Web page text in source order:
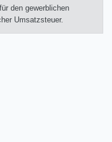
den gewerblichen
Umsatzsteuer.